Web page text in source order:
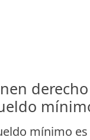
mínimo